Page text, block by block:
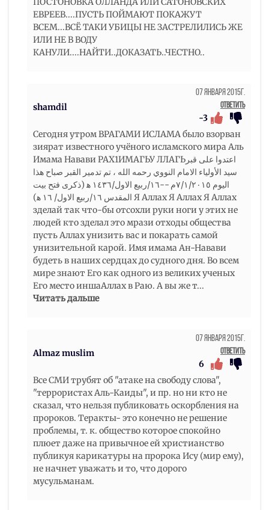
ЕВРЕЕВ....ПУСТЬ ПОЙМАЮТ ПОКАЖУТ
ВСЕМ...ВСЁ ТАКИ УБИЦЫ НЕ ЗАСТРЕЛИЛИСЬ ЖЕ
ИЛИ НЕ В ВОДУ
КАНУЛИ....НАЙТИ..ДОКАЗАТЬ..ЧЕСТНО..
shamdil
07 Января 2015г.
Ответить
-3
Сегодня утром ВРАГАМИ ИСЛАМА было взорван
зиярат известного учёного исламского мира Аль
Имама Навави РАХ1ИМАГЬУ ЛЛАГЬاعتدوا على قبر
سيد الأولياء الامام النووي رحمه الله ، تم تدمير القبر صباح هذا
اليوم ٧/١/٢٠١٥م --١٦/ربيع الاول/١٤٣٦ ه‍ (ذكرى فتح بيت
المقدس ١٦/ربيع الاول/ ١٦ ه‍) Я Аллах Я Аллах Я Аллах
зделай так что-бы отсохли руки ноги у этих не
людей кто зделал это мрази отходы общества
пусть Аллах унизить вас и покарать самой
унизительной карой. Имя имама Ан-Навави
будеть в наших сердцах до судного дня. Во всем
мире знают Его как одного из великих ученых
Его место иншаАллах в Раю. А вы же т...
Читать дальше
Almaz muslim
07 Января 2015г.
Ответить
6
Все СМИ трубят об "атаке на свободу слова",
"террористах Аль-Каиды", и пр. но ни кто не
сказал, что нельзя публиковать оскорбления на
пророков. Теракты- это конечно не решение
проблемы, т. к. общество которое спокойно
плюет даже на привычное ей христианство
публикуя карикатуры на пророка Ису (мир ему),
не начнет уважать и то, что дорого
мусульманам.